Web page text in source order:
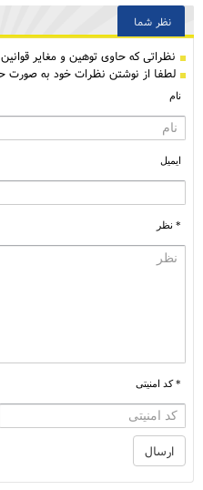
نظر شما
نظراتی كه حاوی توهین و مغایر
لطفا از نوشتن نظرات خود به صورت
نام
ایمیل
* نظر
* کد امنیتی